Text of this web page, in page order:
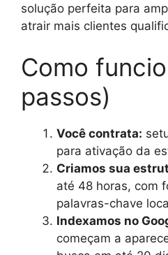
solução perfeita para
atrair mais clientes
Como
passos)
Você contrata:
para ativação da
Criamos sua
até 48 horas, com
palavras-chave
Indexamos no
começam a